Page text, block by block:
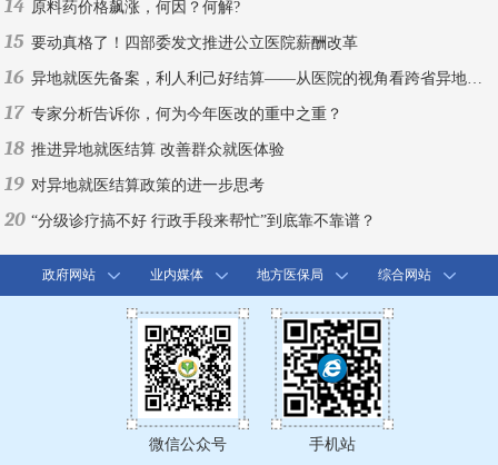
14 原料药价格飙涨，何因？何解?
15 要动真格了！四部委发文推进公立医院薪酬改革
16 异地就医先备案，利人利己好结算——从医院的视角看跨省异地就医结算
17 专家分析告诉你，何为今年医改的重中之重？
18 推进异地就医结算 改善群众就医体验
19 对异地就医结算政策的进一步思考
20 “分级诊疗搞不好 行政手段来帮忙”到底靠不靠谱？
政府网站 业内媒体 地方医保局 综合网站
微信公众号 手机站